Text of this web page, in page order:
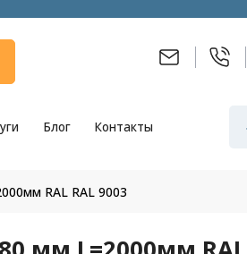
Блог Контакты
RAL RAL 9003